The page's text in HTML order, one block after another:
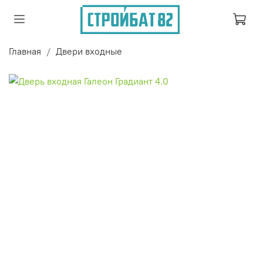
Главная Двери входные